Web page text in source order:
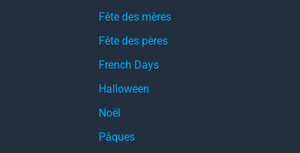
Fête des mères
Fête des pères
French Days
Halloween
Noël
Pâques